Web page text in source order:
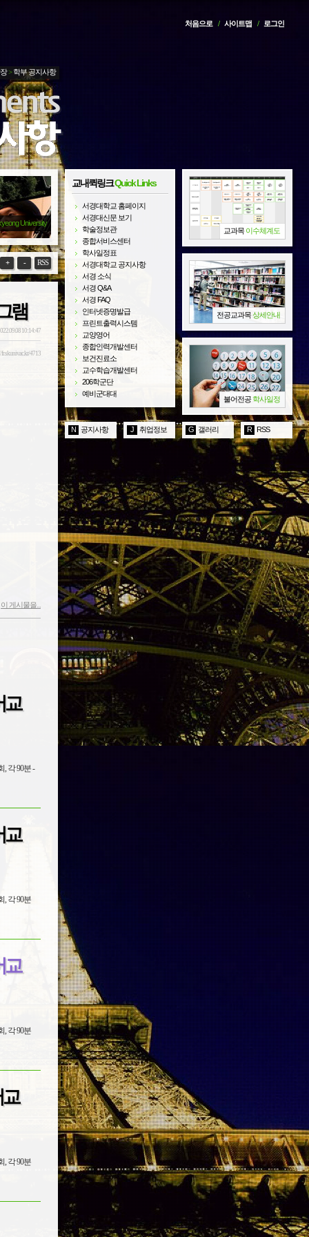
처음으로 / 사이트맵 / 로그인
>학부 공지사항
University
RSS
-
+
램
10:14:47
4713
이 게시물을...
교
교
교
교
교내퀵링크Quick Links
서경대학교 홈페이지
서경대신문 보기
학술정보관
종합서비스센터
학사일정표
서경대학교 공지사항
서경 소식
서경 Q&A
서경 FAQ
인터넷증명발급
프린트출력시스템
교양영어
종합인력개발센터
보건진료소
교수학습개발센터
206학군단
예비군대대
교과목 이수체계도
전공교과목상세안내
불어전공학사일정
N 공지사항 J 취업정보 G 갤러리 R RSS